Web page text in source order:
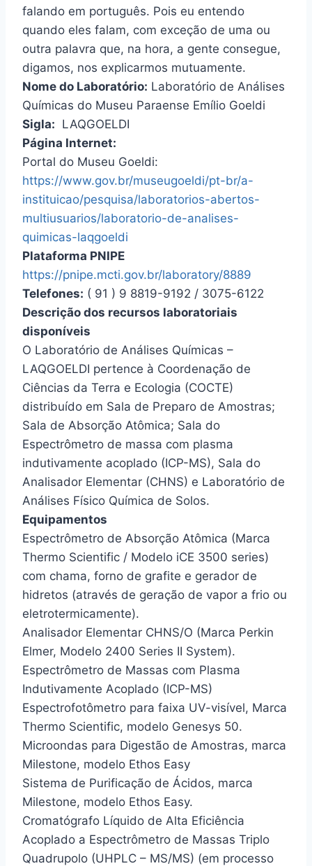
falando em português. Pois eu entendo
quando eles falam, com exceção de uma ou
outra palavra que, na hora, a gente consegue,
digamos, nos explicarmos mutuamente.
Nome do Laboratório: Laboratório de Análises
Químicas do Museu Paraense Emílio Goeldi
Sigla: LAQGOELDI
Página Internet:
Portal do Museu Goeldi:
https://www.gov.br/museugoeldi/pt-br/a-
instituicao/pesquisa/laboratorios-abertos-
multiusuarios/laboratorio-de-analises-
quimicas-laqgoeldi
Plataforma PNIPE
https://pnipe.mcti.gov.br/laboratory/8889
Telefones: ( 91 ) 9 8819-9192 / 3075-6122
Descrição dos recursos laboratoriais
disponíveis
O Laboratório de Análises Químicas –
LAQGOELDI pertence à Coordenação de
Ciências da Terra e Ecologia (COCTE)
distribuído em Sala de Preparo de Amostras;
Sala de Absorção Atômica; Sala do
Espectrômetro de massa com plasma
indutivamente acoplado (ICP-MS), Sala do
Analisador Elementar (CHNS) e Laboratório de
Análises Físico Química de Solos.
Equipamentos
Espectrômetro de Absorção Atômica (Marca
Thermo Scientific / Modelo iCE 3500 series)
com chama, forno de grafite e gerador de
hidretos (através de geração de vapor a frio ou
eletrotermicamente).
Analisador Elementar CHNS/O (Marca Perkin
Elmer, Modelo 2400 Series II System).
Espectrômetro de Massas com Plasma
Indutivamente Acoplado (ICP-MS)
Espectrofotômetro para faixa UV-visível, Marca
Thermo Scientific, modelo Genesys 50.
Microondas para Digestão de Amostras, marca
Milestone, modelo Ethos Easy
Sistema de Purificação de Ácidos, marca
Milestone, modelo Ethos Easy.
Cromatógrafo Líquido de Alta Eficiência
Acoplado a Espectrômetro de Massas Triplo
Quadrupolo (UHPLC – MS/MS) (em processo